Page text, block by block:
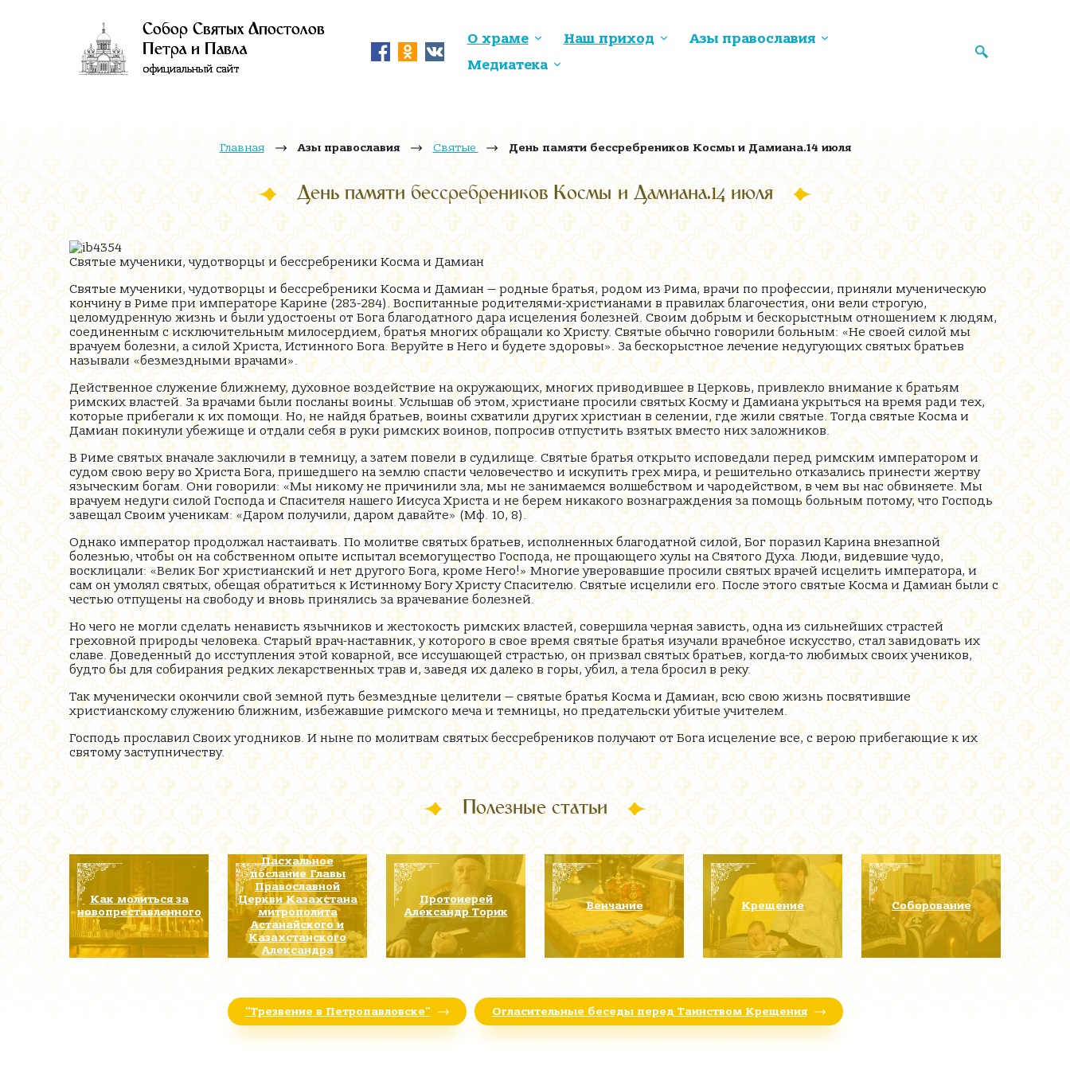
Собор Святых Апостолов
Петра и Павла
официальный сайт
О храме Наш приход
Азы православия
Медиатека
Главная Азы православия Святые День памяти бессребреников Космы и Дамиана.14 июля
День памяти бессребреников Космы и Дамиана.14 июля
Святые мученики, чудотворцы и бессребреники Косма и Дамиан
Святые мученики, чудотворцы и бессребреники Косма и Дамиан — родные братья, родом из Рима, врачи по профессии, приняли мученическую
кончину в Риме при императоре Карине (283-284). Воспитанные родителями-христианами в правилах благочестия, они вели строгую,
целомудренную жизнь и были удостоены от Бога благодатного дара исцеления болезней. Своим добрым и бескорыстным отношением к людям,
соединенным с исключительным милосердием, братья многих обращали ко Христу. Святые обычно говорили больным: «Не своей силой мы
врачуем болезни, а силой Христа, Истинного Бога. Веруйте в Него и будете здоровы». За бескорыстное лечение недугующих святых братьев
называли «безмездными врачами».
Действенное служение ближнему, духовное воздействие на окружающих, многих приводившее в Церковь, привлекло внимание к братьям
римских властей. За врачами были посланы воины. Услышав об этом, христиане просили святых Косму и Дамиана укрыться на время ради тех,
которые прибегали к их помощи. Но, не найдя братьев, воины схватили других христиан в селении, где жили святые. Тогда святые Косма и
Дамиан покинули убежище и отдали себя в руки римских воинов, попросив отпустить взятых вместо них заложников.
В Риме святых вначале заключили в темницу, а затем повели в судилище. Святые братья открыто исповедали перед римским императором и
судом свою веру во Христа Бога, пришедшего на землю спасти человечество и искупить грех мира, и решительно отказались принести жертву
языческим богам. Они говорили: «Мы никому не причинили зла, мы не занимаемся волшебством и чародейством, в чем вы нас обвиняете. Мы
врачуем недуги силой Господа и Спасителя нашего Иисуса Христа и не берем никакого вознаграждения за помощь больным потому, что Господь
завещал Своим ученикам: «Даром получили, даром давайте» (Мф. 10, 8).
Однако император продолжал настаивать. По молитве святых братьев, исполненных благодатной силой, Бог поразил Карина внезапной
болезнью, чтобы он на собственном опыте испытал всемогущество Господа, не прощающего хулы на Святого Духа. Люди, видевшие чудо,
восклицали: «Велик Бог христианский и нет другого Бога, кроме Него!» Многие уверовавшие просили святых врачей исцелить императора, и
сам он умолял святых, обещая обратиться к Истинному Богу Христу Спасителю. Святые исцелили его. После этого святые Косма и Дамиан были с
честью отпущены на свободу и вновь принялись за врачевание болезней.
Но чего не могли сделать ненависть язычников и жестокость римских властей, совершила черная зависть, одна из сильнейших страстей
греховной природы человека. Старый врач-наставник, у которого в свое время святые братья изучали врачебное искусство, стал завидовать их
славе. Доведенный до исступления этой коварной, все иссушающей страстью, он призвал святых братьев, когда-то любимых своих учеников,
будто бы для собирания редких лекарственных трав и, заведя их далеко в горы, убил, а тела бросил в реку.
Так мученически окончили свой земной путь безмездные целители — святые братья Косма и Дамиан, всю свою жизнь посвятившие
христианскому служению ближним, избежавшие римского меча и темницы, но предательски убитые учителем.
Господь прославил Своих угодников. И ныне по молитвам святых бессребреников получают от Бога исцеление все, с верою прибегающие к их
святому заступничеству.
Полезные статьи
Как молиться за
новопреставленного
Пасхальное
послание Главы
Православной
Церкви Казахстана
митрополита
Астанайского и
Казахстанского
Александра
Протоиерей
Александр Торик
Венчание Крещение Соборование
"Трезвение в Петропавловске" Огласительные беседы перед Таинством Крещения